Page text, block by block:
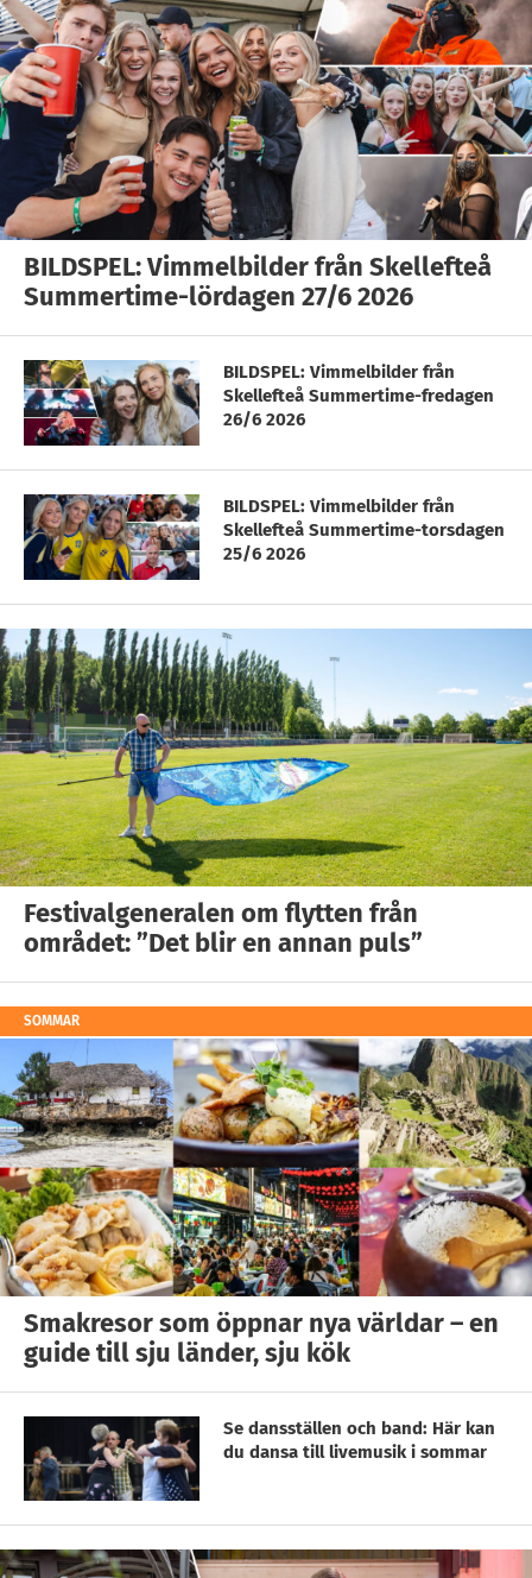
BILDSPEL: Vimmelbilder från Skellefteå
Summertime-lördagen 27/6 2026
BILDSPEL: Vimmelbilder från
Skellefteå Summertime-fredagen
26/6 2026
BILDSPEL: Vimmelbilder från
Skellefteå Summertime-torsdagen
25/6 2026
Festivalgeneralen om flytten från
området: ”Det blir en annan puls”
SOMMAR
Smakresor som öppnar nya världar – en
guide till sju länder, sju kök
Se dansställen och band: Här kan
du dansa till livemusik i sommar